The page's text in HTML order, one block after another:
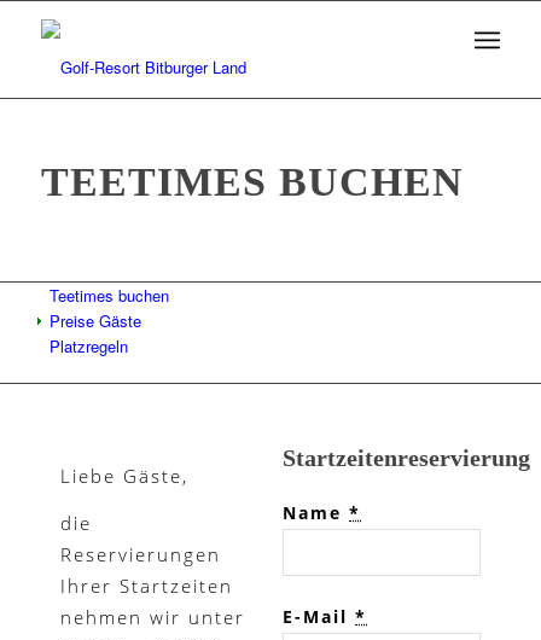
TEETIMES BUCHEN
Teetimes buchen
Preise Gäste
Platzregeln
Liebe Gäste,
die
Reservierungen
Ihrer Startzeiten
nehmen wir unter
Startzeitenreservierung
Name*
E-Mail*